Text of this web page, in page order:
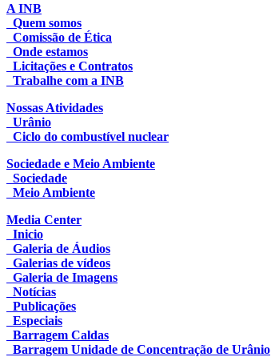
A INB
Quem somos
Comissão de Ética
Onde estamos
Licitações e Contratos
Trabalhe com a INB
Nossas Atividades
Urânio
Ciclo do combustível nuclear
Sociedade e Meio Ambiente
Sociedade
Meio Ambiente
Media Center
Inicio
Galeria de Áudios
Galerias de vídeos
Galeria de Imagens
Notícias
Publicações
Especiais
Barragem Caldas
Barragem Unidade de Concentração de Urânio